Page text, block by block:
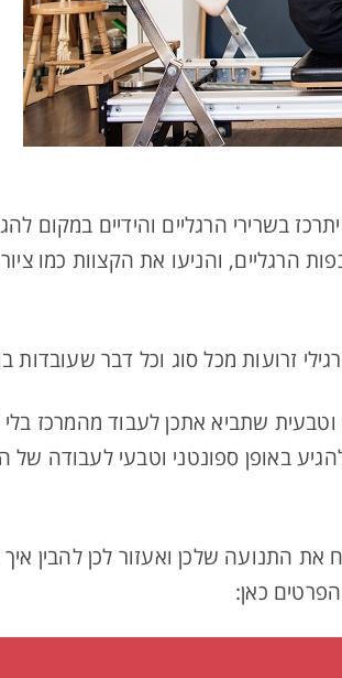
בשרירי הרגליים והידיים במקום
הרגליים, והניעו את הקצוות כמו
זרועות מכל סוג וכל דבר שעובדות
שתביא אתכן לעבוד מהמרכז בלי
באופן ספונטני וטבעי לעבודה של
התנועה שלכן ואעזור לכן להבין
כאן: